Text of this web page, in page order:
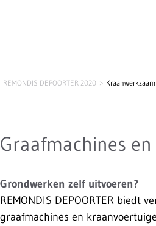
REMONDIS DEPOORTER 2020
Graafmachines
Grondwerken zelf uitvoeren?
REMONDIS DEPOORTER biedt
graafmachines en